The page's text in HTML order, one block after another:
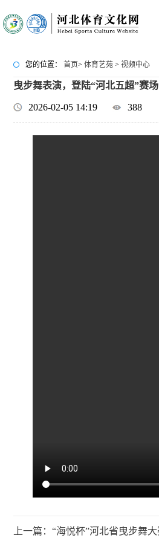
您的位置：首页>体育艺苑 >视频中心
曳步舞表演，登陆“河北五超”赛场
2026-02-05 14:19 388